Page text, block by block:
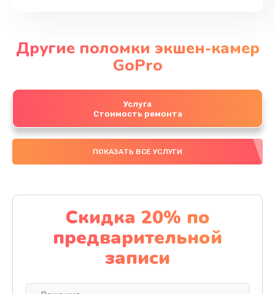
Другие поломки экшен-камер
GoPro
Услуга
Стоимость ремонта
ПОКАЗАТЬ ВСЕ УСЛУГИ
Скидка 20% по
предварительной
записи